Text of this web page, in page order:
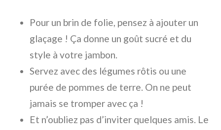
Pour un brin de folie, pensez à ajouter un
glaçage ! Ça donne un goût sucré et du
style à votre jambon.
Servez avec des légumes rôtis ou une
purée de pommes de terre. On ne peut
jamais se tromper avec ça !
Et n’oubliez pas d’inviter quelques amis. Le